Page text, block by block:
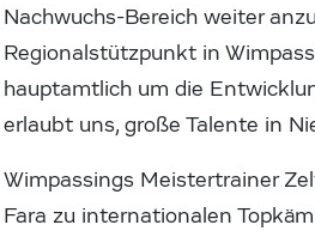
Nachwuchs-Bereich weiter
Regionalstützpunkt in
hauptamtlich um die
erlaubt uns, große Talente in
Wimpassings Meistertrainer
Fara zu internationalen